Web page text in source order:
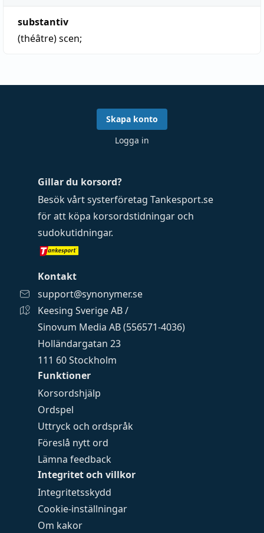
substantiv
(théâtre)scen;
Funktioner
Korsordshjälp
Ordspel
Uttryck och ordspråk
Föreslå nytt ord
Lämna feedback
Integritet och villkor
Integritetsskydd
Cookie-inställningar
Om kakor
Gillar du korsord?
Besök vårt systerföretag Tankesport.se
för att köpa korsordstidningar och
sudokutidningar.
Kontakt
support@synonymer.se
Keesing Sverige AB /
Sinovum Media AB (556571-4036)
Holländargatan 23
111 60 Stockholm
Skapa konto
Logga in